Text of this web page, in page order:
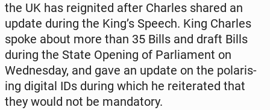
the UK has reignit­ed after Charles shared an
update during the King’s Speech. King Charles
spoke about more than 35 Bills and draft Bills
during the State Opening of Par­lia­ment on
Wednes­day, and gave an update on the po­lar­is­
ing digital IDs during which he re­it­er­at­ed that
they would not be manda­to­ry.